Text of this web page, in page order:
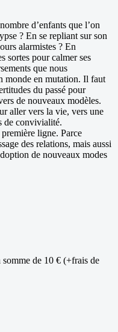
d’enfants que l’on
? En se repliant sur son
alarmistes ? En
sortes pour calmer ses
que nous
monde en mutation. Il faut
du passé pour
de nouveaux modèles.
aller vers la vie, vers une
de convivialité.
ligne. Parce
des relations, mais aussi
de nouveaux modes
de 10 € (+frais de